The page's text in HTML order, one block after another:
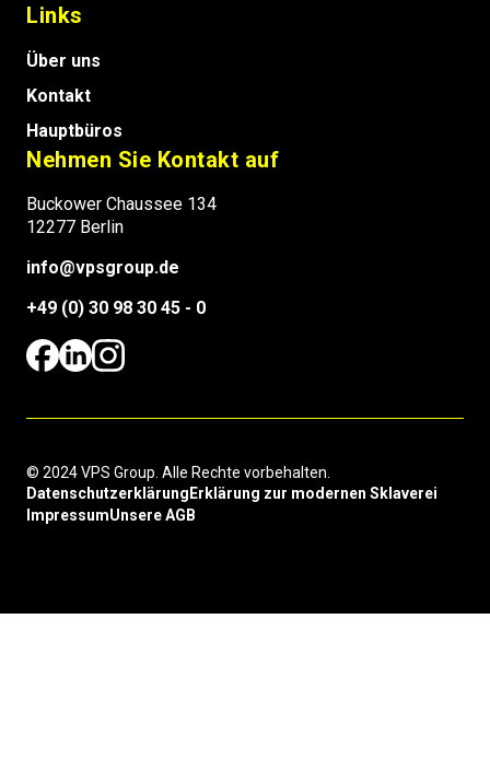
Links
Über uns
Kontakt
Hauptbüros
Nehmen Sie Kontakt auf
Buckower Chaussee 134
12277 Berlin
info@vpsgroup.de
+49 (0) 30 98 30 45 - 0
© 2024 VPS Group. Alle Rechte vorbehalten.
Datenschutzerklärung Erklärung zur modernen Sklaverei
ImpressumUnsere AGB